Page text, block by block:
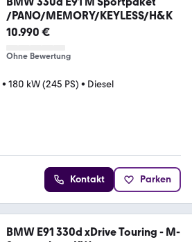
/PANO/MEMORY/KEYLESS/H&K
10.990 €
Ohne Bewertung
• 180 kW (245 PS) • Diesel
Kontakt Parken
BMW E91 330d xDrive Touring - M-